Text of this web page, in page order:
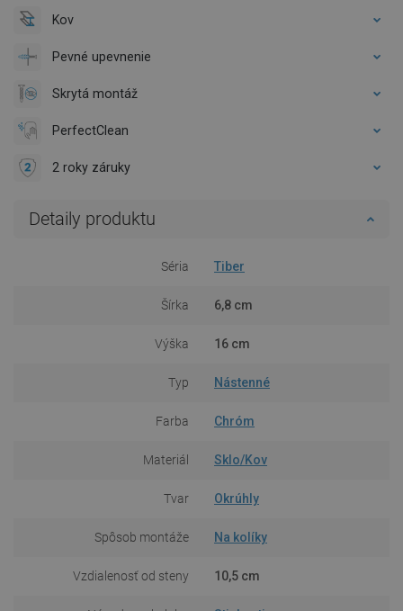
Kov
Pevné upevnenie
Skrytá montáž
PerfectClean
2 roky záruky
Detaily produktu
Séria Tiber
Šírka 6,8 cm
Výška 16 cm
Typ Nástenné
Farba Chróm
Materiál Sklo/Kov
Tvar Okrúhly
Spôsob montáže Na kolíky
Vzdialenosť od steny 10,5 cm